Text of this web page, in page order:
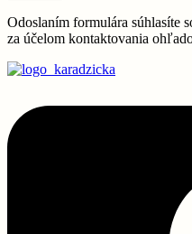
Odoslaním formulára súhlasíte
za účelom kontaktovania